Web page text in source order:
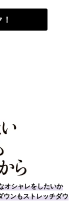
オシャレをしたいか
ウンもストレッチダウ